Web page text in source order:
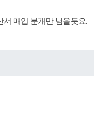
매입 분개만 남을듯요.